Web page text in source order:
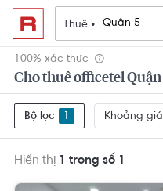
Thuê •
100% xác thực
Cho thuê officetel Quận
Bộ lọc 1 Khoảng giá
Hiển thị 1 trong số 1